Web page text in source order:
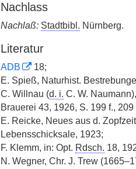
Nachlass
Nachlaß: Stadtbibl. Nürnberg.
Literatur
ADB
18;
E. Spieß, Naturhist.
C. Willnau (d. i. C. W. Naumann),
Brauerei 43, 1926, S. 199 f., 209
E. Reicke, Neues aus d.
Lebensschicksale, 1923;
F. Klemm, in: Opt. Rdsch. 18,
N. Wegner, Chr. J. Trew